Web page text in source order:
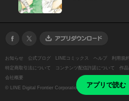
アプリで読む
お知らせ 公式ブログ LINEコミックス ヘルプ 利用規約
特定商取引法について
コンテンツ配信許諾について 作
会社概要
© LINE Digital Frontier Corporation